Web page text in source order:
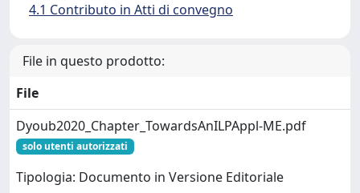
4.1 Contributo in Atti di convegno
File in questo prodotto:
File
Dyoub2020_Chapter_TowardsAnILPAppl-ME.pdf
solo utenti autorizzati
Tipologia: Documento in Versione Editoriale